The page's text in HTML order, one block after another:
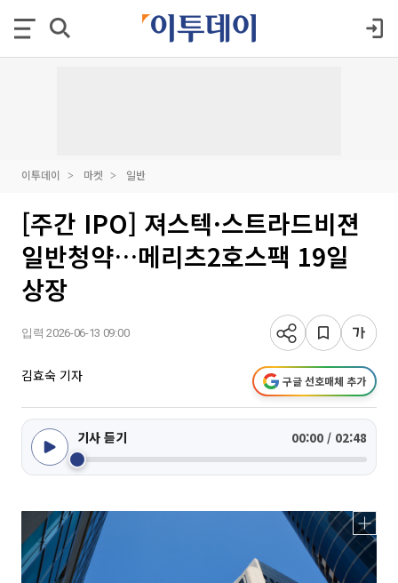
이투데이 마켓 일반
[주간 IPO] 져스텍·스트라드비젼
일반청약…메리츠2호스팩 19일
상장
입력 2026-06-13 09:00
김효숙 기자 구글 선호매체 추가
기사 듣기 00:00 / 02:48